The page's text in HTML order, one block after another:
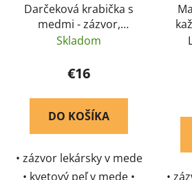
Darčeková krabička s
medmi - zázvor,
kvetový peľ a ženšen v
Skladom
€16
DO KOŠÍKA
• zázvor lekársky v mede
• kvetový peľ v mede •
•